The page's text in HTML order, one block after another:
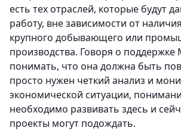
есть тех отраслей, которые будут
работу, вне зависимости от
крупного добывающего или
производства. Говоря о поддержке
понимать, что она должна быть
просто нужен четкий анализ и
экономической ситуации,
необходимо развивать здесь и
проекты могут подождать.